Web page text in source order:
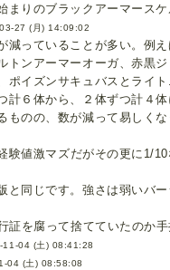
まりのブラックアーマース
27 (月) 14:09:02
減っていることが多い。例
トンアーマーオーガ、赤黒
ポイズンサキュバスとライ
計６体から、２体ずつ計４
ものの、数が減って易しく
験値激マズだがその更に1/
と同じです。強さは弱いバ
証を腐って捨てていたのか
11-04 (土) 08:41:28
04 (土) 08:58:08